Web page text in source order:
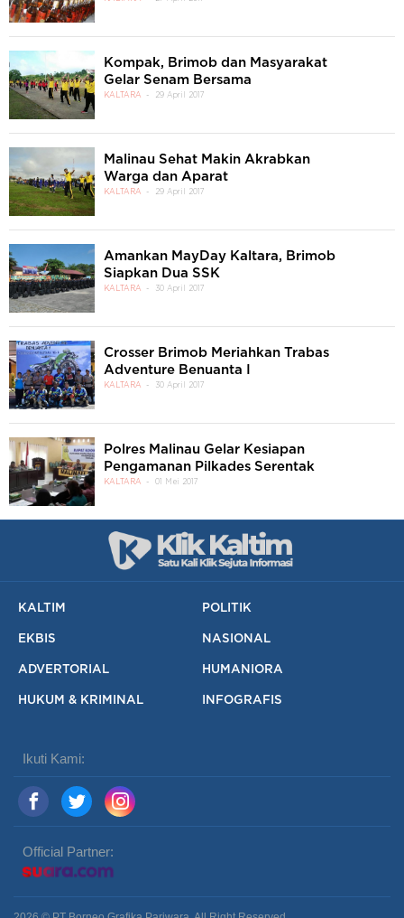
Kompak, Brimob dan Masyarakat
Gelar Senam Bersama
KALTARA 29 April 2017
Malinau Sehat Makin Akrabkan
Warga dan Aparat
KALTARA 29 April 2017
Amankan MayDay Kaltara, Brimob
Siapkan Dua SSK
KALTARA 30 April 2017
Crosser Brimob Meriahkan Trabas
Adventure Benuanta I
KALTARA 30 April 2017
Polres Malinau Gelar Kesiapan
Pengamanan Pilkades Serentak
KALTARA 01 Mei 2017
KALTIM POLITIK
EKBIS NASIONAL
ADVERTORIAL HUMANIORA
HUKUM & KRIMINAL INFOGRAFIS
Ikuti Kami:
Official Partner: